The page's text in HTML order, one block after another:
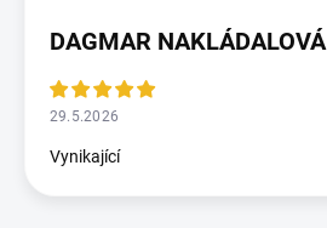
DAGMAR NAKLÁDALOVÁ
29.5.2026
Vynikající